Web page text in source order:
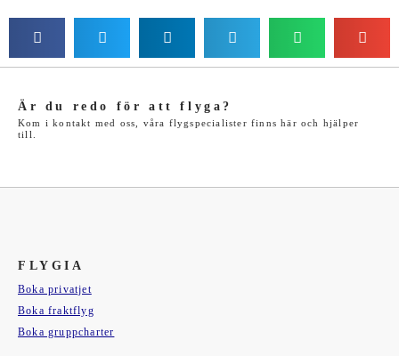
Är du redo för att flyga?
Kom i kontakt med oss, våra flygspecialister finns här och hjälper
till.
FLYGIA
Boka privatjet
Boka fraktflyg
Boka gruppcharter